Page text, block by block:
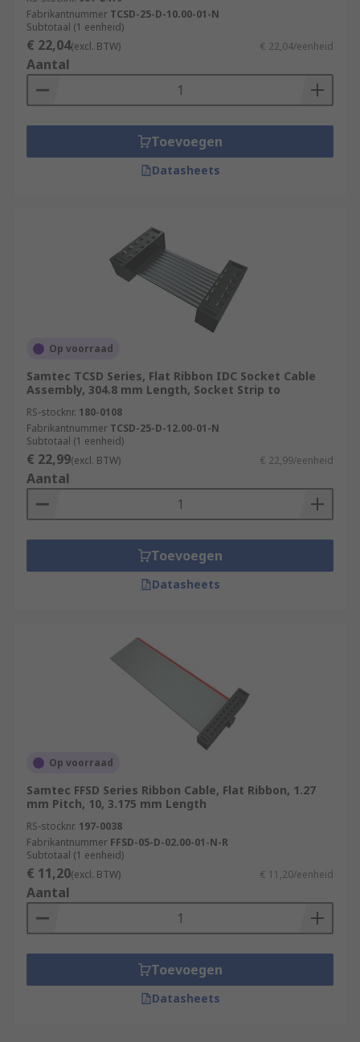
Fabrikantnummer TCSD-25-D-10.00-01-N
Subtotaal (1 eenheid)
€ 22,04(excl. BTW) € 22,04/eenheid
Aantal
Toevoegen
Datasheets
Op voorraad
Samtec TCSD Series, Flat Ribbon IDC Socket Cable
Assembly, 304.8 mm Length, Socket Strip to
RS-stocknr. 180-0108
Fabrikantnummer TCSD-25-D-12.00-01-N
Subtotaal (1 eenheid)
€ 22,99(excl. BTW) € 22,99/eenheid
Aantal
Toevoegen
Datasheets
Op voorraad
Samtec FFSD Series Ribbon Cable, Flat Ribbon, 1.27
mm Pitch, 10, 3.175 mm Length
RS-stocknr. 197-0038
Fabrikantnummer FFSD-05-D-02.00-01-N-R
Subtotaal (1 eenheid)
€ 11,20(excl. BTW) € 11,20/eenheid
Aantal
Toevoegen
Datasheets